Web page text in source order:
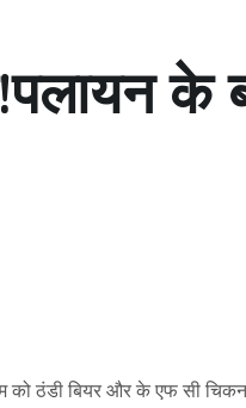
के
को ठंडी बियर और के एफ सी